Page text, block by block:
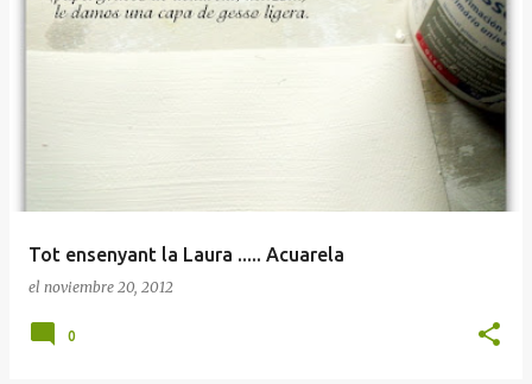
Tot ensenyant la Laura ..... Acuarela
el noviembre 20, 2012
0